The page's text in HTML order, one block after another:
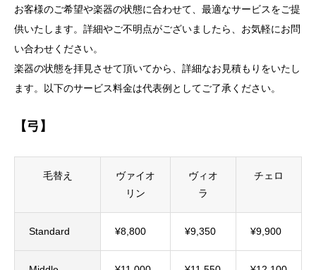
お客様のご希望や楽器の状態に合わせて、最適なサービスをご提
供いたします。詳細やご不明点がございましたら、お気軽にお問
い合わせください。
楽器の状態を拝見させて頂いてから、詳細なお見積もりをいたし
ます。以下のサービス料金は代表例としてご了承ください。
【弓】
毛替え
ヴァイオ
リン
ヴィオ
ラ
チェロ
Standard ¥8,800 ¥9,350 ¥9,900